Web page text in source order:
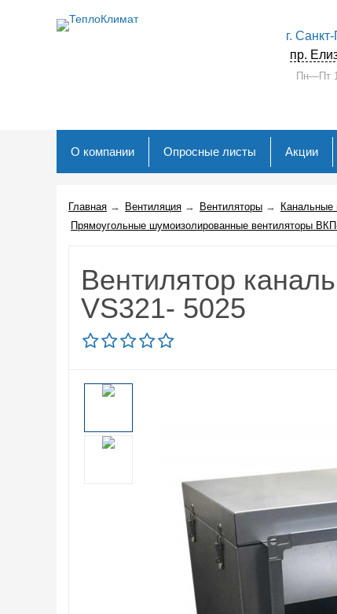
г.
пр.
Пн—Пт
О компании Опросные листы Акции
Главная → Вентиляция → Вентиляторы → Канальные
Прямоугольные шумоизолированные вентиляторы
Вентилятор
VS321- 5025